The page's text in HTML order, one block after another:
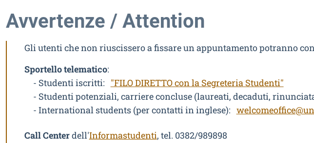
Avvertenze / Attention
Gli utenti che non riuscissero a fissare un appuntamento potranno
Sportello telematico:
- Studenti iscritti: "FILO DIRETTO con la Segreteria Studenti"
- Studenti potenziali, carriere concluse (laureati, decaduti,
- International students (per contatti in inglese):
Call Centerdell'Informastudenti, tel. 0382/989898